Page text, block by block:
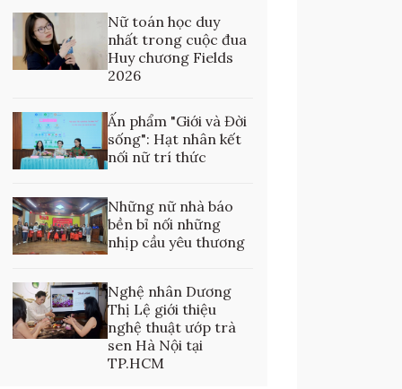
Nữ toán học duy
nhất trong cuộc đua
Huy chương Fields
2026
Ấn phẩm "Giới và Đời
sống": Hạt nhân kết
nối nữ trí thức
Những nữ nhà báo
bền bỉ nối những
nhịp cầu yêu thương
Nghệ nhân Dương
Thị Lệ giới thiệu
nghệ thuật ướp trà
sen Hà Nội tại
TP.HCM